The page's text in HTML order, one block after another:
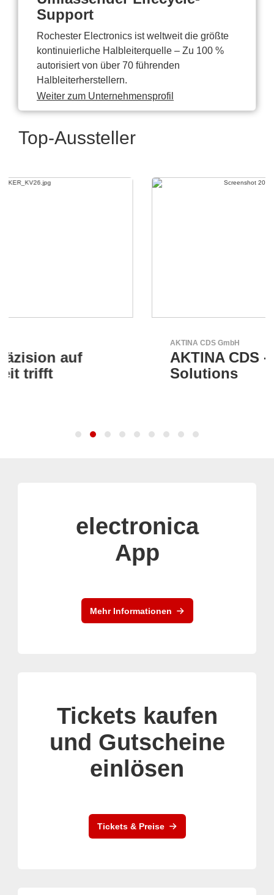
Support
Rochester Electronics ist weltweit die größte
kontinuierliche Halbleiterquelle – Zu 100 %
autorisiert von über 70 führenden
Halbleiterherstellern.
Weiter zum Unternehmensprofil
Top-Aussteller
AKTINA CDS - Supply Chain
Solutions
electronica
App
Mehr Informationen
Tickets kaufen
und Gutscheine
einlösen
Tickets & Preise